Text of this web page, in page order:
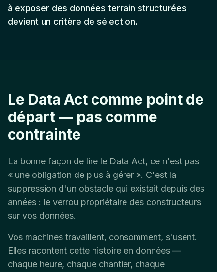
à exposer des données terrain structurées
devient un critère de sélection.
Le Data Act comme point de
départ — pas comme
contrainte
La bonne façon de lire le Data Act, ce n'est pas
« une obligation de plus à gérer ». C'est la
suppression d'un obstacle qui existait depuis des
années : le verrou propriétaire des constructeurs
sur vos données.
Vos machines travaillent, consomment, s'usent.
Elles racontent cette histoire en données —
chaque heure, chaque chantier, chaque